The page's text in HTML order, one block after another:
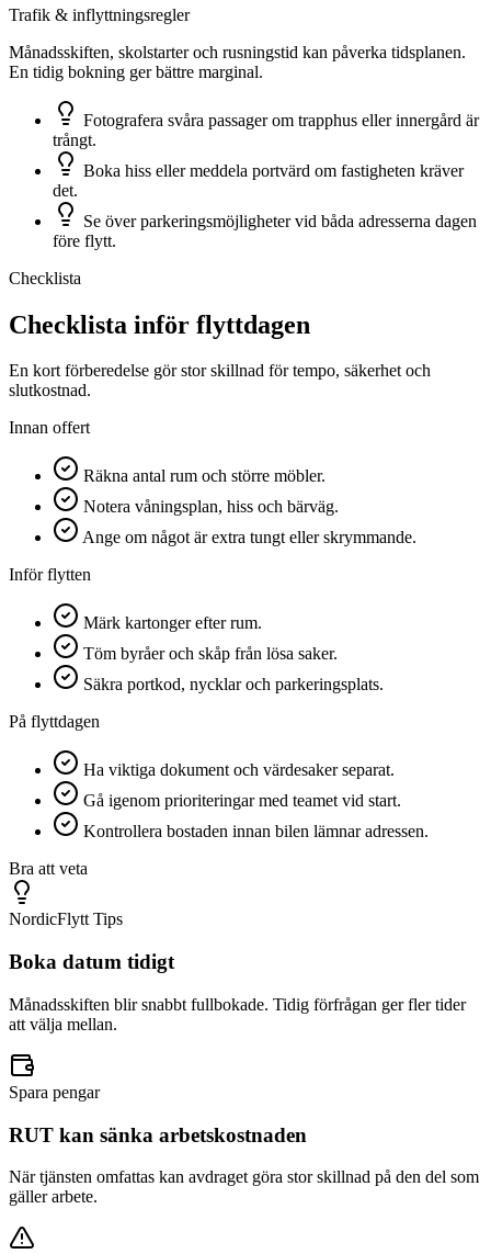
Trafik & inflyttningsregler
Månadsskiften, skolstarter och rusningstid kan påverka tidsplanen.
En tidig bokning ger bättre marginal.
Fotografera svåra passager om trapphus eller innergård är
trångt.
Boka hiss eller meddela portvärd om fastigheten kräver
det.
Se över parkeringsmöjligheter vid båda adresserna dagen
före flytt.
Checklista
Checklista inför flyttdagen
En kort förberedelse gör stor skillnad för tempo, säkerhet och
slutkostnad.
Innan offert
Räkna antal rum och större möbler.
Notera våningsplan, hiss och bärväg.
Ange om något är extra tungt eller skrymmande.
Inför flytten
Märk kartonger efter rum.
Töm byråer och skåp från lösa saker.
Säkra portkod, nycklar och parkeringsplats.
På flyttdagen
Ha viktiga dokument och värdesaker separat.
Gå igenom prioriteringar med teamet vid start.
Kontrollera bostaden innan bilen lämnar adressen.
Bra att veta
NordicFlytt Tips
Boka datum tidigt
Månadsskiften blir snabbt fullbokade. Tidig förfrågan ger fler tider
att välja mellan.
Spara pengar
RUT kan sänka arbetskostnaden
När tjänsten omfattas kan avdraget göra stor skillnad på den del som
gäller arbete.